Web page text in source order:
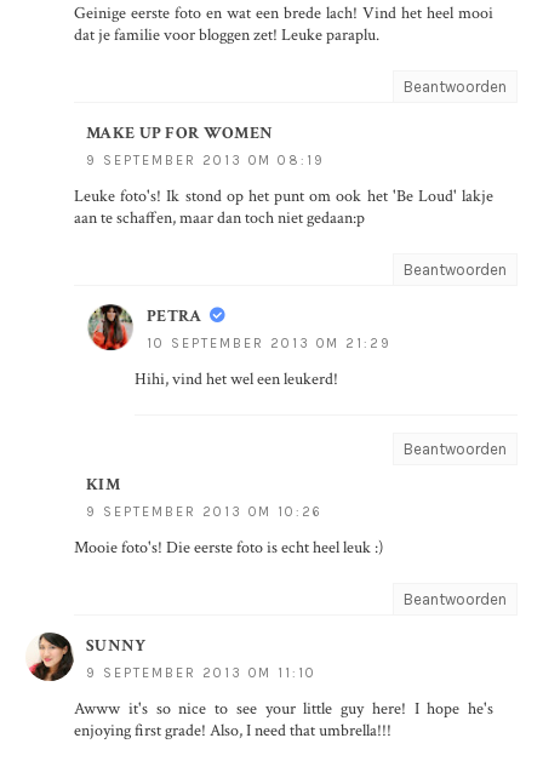
Geinige eerste foto en wat een brede lach! Vind het heel mooi
dat je familie voor bloggen zet! Leuke paraplu.
Beantwoorden
MAKE UP FOR WOMEN
9 SEPTEMBER 2013 OM 08:19
Leuke foto's! Ik stond op het punt om ook het 'Be Loud' lakje
aan te schaffen, maar dan toch niet gedaan:p
Beantwoorden
PETRA
10 SEPTEMBER 2013 OM 21:29
Hihi, vind het wel een leukerd!
Beantwoorden
KIM
9 SEPTEMBER 2013 OM 10:26
Mooie foto's! Die eerste foto is echt heel leuk :)
Beantwoorden
SUNNY
9 SEPTEMBER 2013 OM 11:10
Awww it's so nice to see your little guy here! I hope he's
enjoying first grade! Also, I need that umbrella!!!